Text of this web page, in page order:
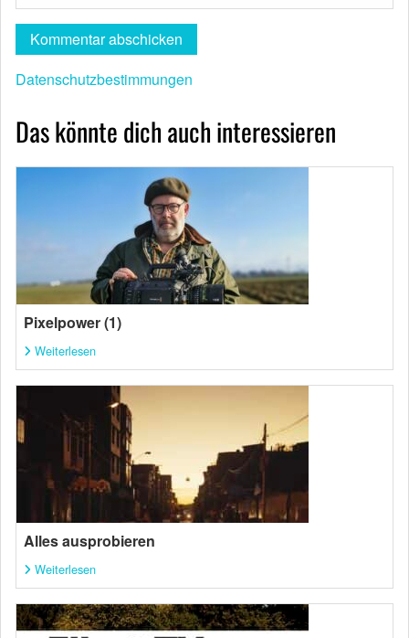
Datenschutzbestimmungen
Das könnte dich auch interessieren
Pixelpower (1)
Weiterlesen
Alles ausprobieren
Weiterlesen